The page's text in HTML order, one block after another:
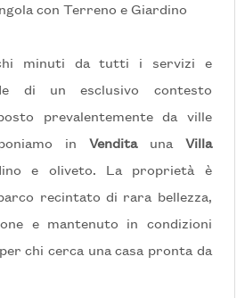
con Terreno e Giardino
minuti da tutti i servizi e
di un esclusivo contesto
prevalentemente da ville
in Venditauna Villa
e oliveto. La proprietà è
recintato di rara bellezza,
e mantenuto in condizioni
chi cerca una casa pronta da